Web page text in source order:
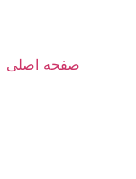
صفحه اصلی